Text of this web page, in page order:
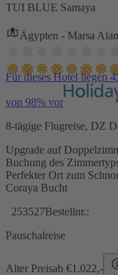
TUI BLUE Samaya
Ägypten - Marsa
Für dieses Hotel liegen
von 98% vor
8-tägige Flugreise, DZ
Upgrade auf
Buchung des
Perfekter Ort zum
Coraya Bucht
253527Bestellnr.:
Pauschalreise
Alter Preisab €1.022,-